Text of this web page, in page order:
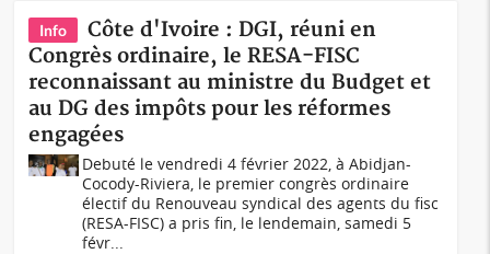
Info
Côte d'Ivoire : DGI, réuni en
Congrès ordinaire, le RESA-FISC
reconnaissant au ministre du Budget et
au DG des impôts pour les réformes
engagées
Debuté le vendredi 4 février 2022, à Abidjan-
Cocody-Riviera, le premier congrès ordinaire
électif du Renouveau syndical des agents du fisc
(RESA-FISC) a pris fin, le lendemain, samedi 5
févr...